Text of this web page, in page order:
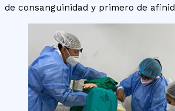
de consanguinidad y primero de